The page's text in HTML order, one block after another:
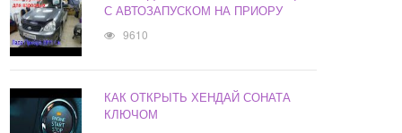
С АВТОЗАПУСКОМ НА ПРИОРУ
9610
КАК ОТКРЫТЬ ХЕНДАЙ СОНАТА
КЛЮЧОМ